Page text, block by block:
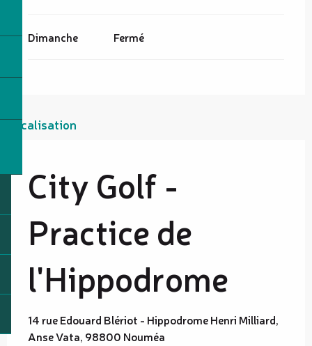
Dimanche Fermé
Localisation
City Golf -
Practice de
l'Hippodrome
14 rue Edouard Blériot - Hippodrome Henri Milliard,
Anse Vata, 98800 Nouméa